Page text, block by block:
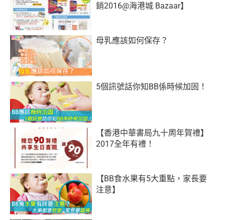
銷2016@海港城 Bazaar】
母乳應該如何保存？
5個訊號話你知BB係時候加固！
【香港中華書局九十周年賀禮】
2017全年有禮！
【BB食水果有5大重點，家長要
注意】